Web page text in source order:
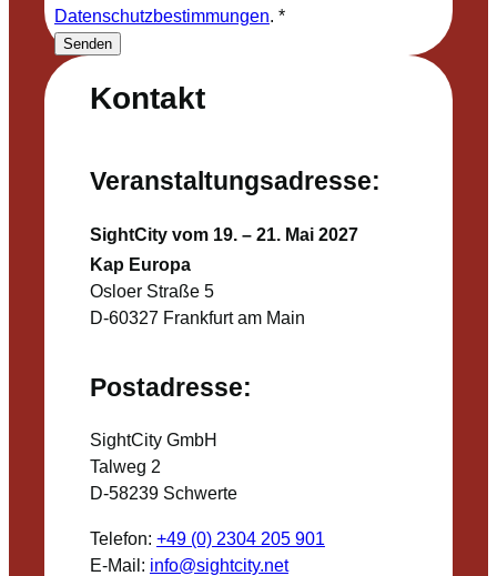
Kontakt
Veranstaltungsadresse:
SightCity vom 19. – 21. Mai 2027
Kap Europa
Osloer Straße 5
D-60327 Frankfurt am Main
Postadresse:
SightCity GmbH
Talweg 2
D-58239 Schwerte
Telefon: +49 (0) 2304 205 901
E-Mail: info@sightcity.net
Datenschutzbestimmungen. *
Senden